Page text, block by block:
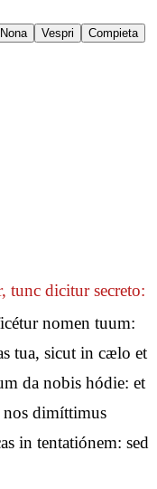
Nona Vespri
Compieta
tunc dicitur secreto:
nomen tuum:
tua, sicut in cælo et
da nobis hódie: et
nos dimíttimus
in tentatiónem: sed